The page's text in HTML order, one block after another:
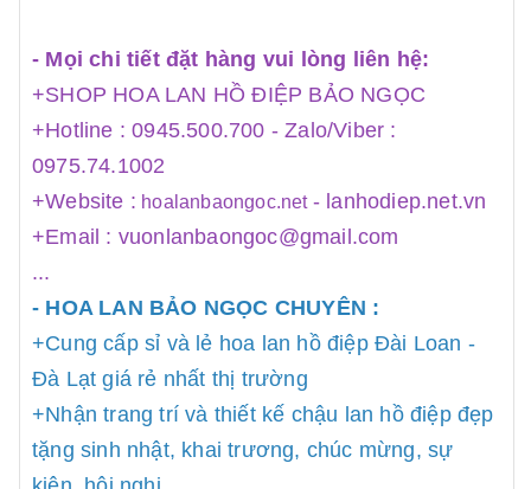
- Mọi chi tiết đặt hàng vui lòng liên hệ:
+SHOP HOA LAN HỒ ĐIỆP BẢO NGỌC
+Hotline : 0945.500.700 - Zalo/Viber :
0975.74.1002
+Website : hoalanbaongoc.net - lanhodiep.net.vn
+Email : vuonlanbaongoc@gmail.com
...
- HOA LAN BẢO NGỌC CHUYÊN :
+Cung cấp sỉ và lẻ hoa lan hồ điệp Đài Loan -
Đà Lạt giá rẻ nhất thị trường
+Nhận trang trí và thiết kế chậu lan hồ điệp đẹp
tặng sinh nhật, khai trương, chúc mừng, sự